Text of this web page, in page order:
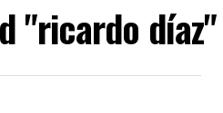
"ricardo díaz"